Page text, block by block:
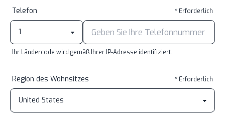
Telefon * Erforderlich
Ihr Ländercode wird gemäß Ihrer IP-Adresse identifiziert.
Region des Wohnsitzes * Erforderlich